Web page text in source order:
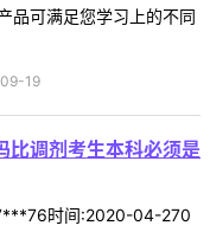
品可满足您学习上的不同
19
比调剂考生本科必须是
时间:2020-04-270